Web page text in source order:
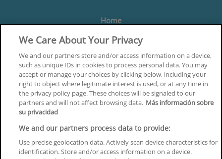
Home
Formación
Centros
Orientación
Quiénes somos
Contacta
Política de Privacidad
Política de Cookies
We Care About Your Privacy
We and our partners store and/or access information on a device,
such as unique IDs in cookies to process personal data. You may
accept or manage your choices by clicking below, including your
right to object where legitimate interest is used, or at any time in
the privacy policy page. These choices will be signaled to our
partners and will not affect browsing data. Más información sobre
su privacidad
We and our partners process data to provide:
Use precise geolocation data. Actively scan device characteristics for
identification. Store and/or access information on a device.